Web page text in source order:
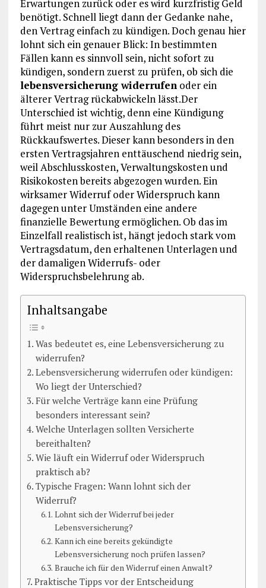
Erwartungen zurück oder es wird kurzfristig Geld
benötigt. Schnell liegt dann der Gedanke nahe,
den Vertrag einfach zu kündigen. Doch genau hier
lohnt sich ein genauer Blick: In bestimmten
Fällen kann es sinnvoll sein, nicht sofort zu
kündigen, sondern zuerst zu prüfen, ob sich die
lebensversicherung widerrufen oder ein
älterer Vertrag rückabwickeln lässt.Der
Unterschied ist wichtig, denn eine Kündigung
führt meist nur zur Auszahlung des
Rückkaufswertes. Dieser kann besonders in den
ersten Vertragsjahren enttäuschend niedrig sein,
weil Abschlusskosten, Verwaltungskosten und
Risikokosten bereits abgezogen wurden. Ein
wirksamer Widerruf oder Widerspruch kann
dagegen unter Umständen eine andere
finanzielle Bewertung ermöglichen. Ob das im
Einzelfall realistisch ist, hängt jedoch stark vom
Vertragsdatum, den erhaltenen Unterlagen und
der damaligen Widerrufs- oder
Widerspruchsbelehrung ab.
Inhaltsangabe
Was bedeutet es, eine Lebensversicherung zu
widerrufen?
Lebensversicherung widerrufen oder kündigen:
Wo liegt der Unterschied?
Für welche Verträge kann eine Prüfung
besonders interessant sein?
Welche Unterlagen sollten Versicherte
bereithalten?
Wie läuft ein Widerruf oder Widerspruch
praktisch ab?
Typische Fragen: Wann lohnt sich der
Widerruf?
Lohnt sich der Widerruf bei jeder
Lebensversicherung?
Kann ich eine bereits gekündigte
Lebensversicherung noch prüfen lassen?
Brauche ich für den Widerruf einen Anwalt?
Praktische Tipps vor der Entscheidung